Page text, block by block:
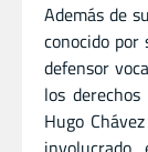
Además de
conocido
defensor
los
Hugo